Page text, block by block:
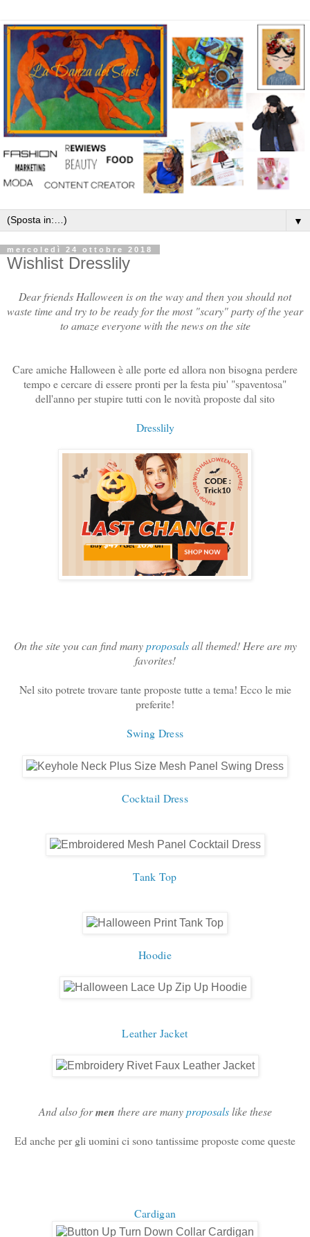
▼
mercoledì 24 ottobre 2018
Wishlist Dresslily
Dear friends Halloween is on the way and then you should not
waste time and try to be ready for the most "scary" party of the year
to amaze everyone with the news on the site
Care amiche Halloween è alle porte ed allora non bisogna perdere
tempo e cercare di essere pronti per la festa piu' "spaventosa"
dell'anno per stupire tutti con le novità proposte dal sito
Dresslily
On the site you can find manyproposalsall themed! Here are my
favorites!
Nel sito potrete trovare tante proposte tutte a tema! Ecco le mie
preferite!
Swing Dress
Cocktail Dress
Tank Top
Hoodie
Leather Jacket
And also formen there are manyproposalslike these
Ed anche per gli uomini ci sono tantissime proposte come queste
Cardigan